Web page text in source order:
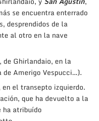
se encuentra enterrado
desprendidos de la
al otro en la nave
, de Ghirlandaio, en la
Amerigo Vespucci…).
en el transepto izquierdo.
que ha devuelto a la
ha atribuído